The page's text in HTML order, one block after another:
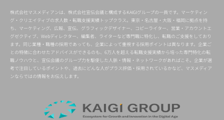
株式会社マスメディアンは、株式会社宣伝会議と構成するKAIGIグループの一員です。マーケティン
グ・クリエイティブの求人数・転職支援実績トップクラス。東京・名古屋・大阪・福岡に拠点を持
ち、マーケティング、広報、宣伝、グラフィックデザイナー、コピーライター、営業・アカウントエ
グゼクティブ、Webディレクター、編集者、ライターなど専門職に特化し、転職のご支援をしており
ます。同じ業種・職種の採用であっても、企業によって重視する採用ポイントは異なります。企業ご
との特徴に合わせたアドバイスができるのも、6万人を超える転職支援実績から培った専門特化の転
職ノウハウと、宣伝会議のグループ力を駆使した人脈・情報・ネットワークがあればこそ。企業が選
考で注目しているポイントや、過去にどんな人がプラス評価・採用されているかなど、マスメディア
ンならではの情報をお伝えします。